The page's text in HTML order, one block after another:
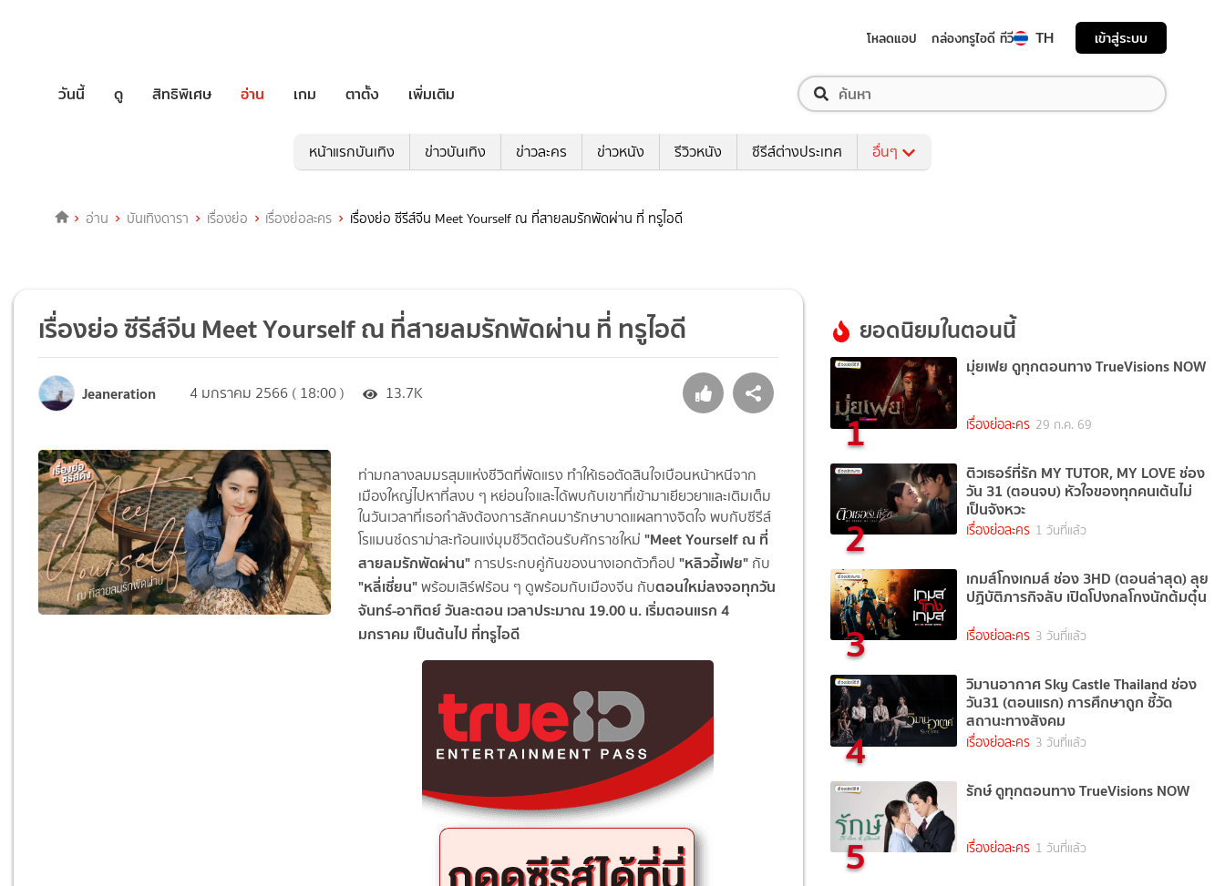
โหลดแอป กล่องทรูไอดี ทีวี TH เข้าสู่ระบบ
วันนี้ ดู สิทธิพิเศษ อ่าน เกม ตาตั้ง เพิ่มเติม
หน้าแรกบันเทิง ข่าวบันเทิง ข่าวละคร ข่าวหนัง รีวิวหนัง ซีรีส์ต่างประเทศ อื่นๆ
อ่าน บันเทิงดารา เรื่องย่อ เรื่องย่อละคร เรื่องย่อ ซีรีส์จีน Meet Yourself ณ ที่สายลมรักพัดผ่าน ที่ ทรูไอดี
เรื่องย่อ ซีรีส์จีน Meet Yourself ณ ที่สายลมรักพัดผ่าน ที่ ทรูไอดี
Jeaneration 4 มกราคม 2566 ( 18:00 ) 13.7K
ท่ามกลางลมมรสุมแห่งชีวิตที่พัดแรง ทำให้เธอตัดสินใจเบือนหน้าหนีจาก
เมืองใหญ่ไปหาที่สงบ ๆ หย่อนใจและได้พบกับเขาที่เข้ามาเยียวยาและเติมเต็ม
ในวันเวลาที่เธอกำลังต้องการสักคนมารักษาบาดแผลทางจิตใจ พบกับซีรีส์
โรแมนซ์ดราม่าสะท้อนแง่มุมชีวิตต้อนรับศักราชใหม่ "Meet Yourself ณ ที่
สายลมรักพัดผ่าน"การประกบคู่กันของนางเอกตัวท็อป "หลิวอี้เฟย"กับ
"หลี่เซี่ยน"พร้อมเสิร์ฟร้อน ๆ ดูพร้อมกับเมืองจีน กับตอนใหม่ลงจอทุกวัน
จันทร์-อาทิตย์ วันละตอน เวลาประมาณ 19.00 น. เริ่มตอนแรก 4
มกราคม เป็นต้นไป ที่ทรูไอดี
ยอดนิยมในตอนนี้
1
มุ่ยเฟย ดูทุกตอนทาง TrueVisions NOW
เรื่องย่อละคร 29 ก.ค. 69
2
ติวเธอร์ที่รัก MY TUTOR, MY LOVE ช่อง
วัน 31 (ตอนจบ) หัวใจของทุกคนเต้นไม่
เป็นจังหวะ
เรื่องย่อละคร 1 วันที่แล้ว
3
เกมส์โกงเกมส์ ช่อง 3HD (ตอนล่าสุด) ลุย
ปฏิบัติภารกิจลับ เปิดโปงกลโกงนักต้มตุ๋น
เรื่องย่อละคร 3 วันที่แล้ว
4
วิมานอากาศ Sky Castle Thailand ช่อง
วัน31 (ตอนแรก) การศึกษาถูก ชี้วัด
สถานะทางสังคม
เรื่องย่อละคร 3 วันที่แล้ว
5
รักษ์ ดูทุกตอนทาง TrueVisions NOW
เรื่องย่อละคร 1 วันที่แล้ว